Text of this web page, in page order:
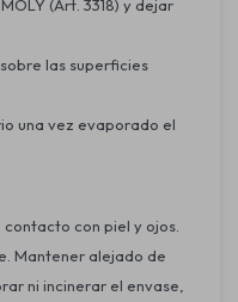
(Art. 3318) y dejar
las superficies
una vez evaporado el
con piel y ojos.
Mantener alejado de
ni incinerar el envase,